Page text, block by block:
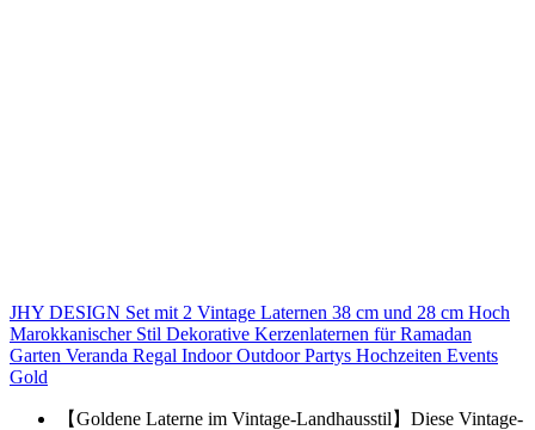
JHY DESIGN Set mit 2 Vintage Laternen 38 cm und 28 cm Hoch
Marokkanischer Stil Dekorative Kerzenlaternen für Ramadan
Garten Veranda Regal Indoor Outdoor Partys Hochzeiten Events
Gold
【Goldene Laterne im Vintage-Landhausstil】Diese Vintage-